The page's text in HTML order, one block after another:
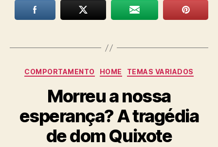
Categorias
COMPORTAMENTO HOME TEMAS VARIADOS
Morreu a nossa
esperança? A tragédia
de dom Quixote